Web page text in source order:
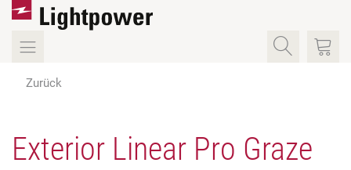
Zurück
Exterior Linear Pro Graze